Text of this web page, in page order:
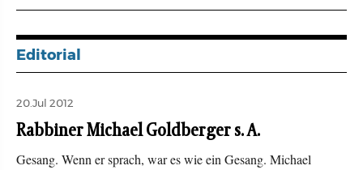
Editorial
20.Jul 2012
Rabbiner Michael Goldberger s. A.
Gesang. Wenn er sprach, war es wie ein Gesang. Michael